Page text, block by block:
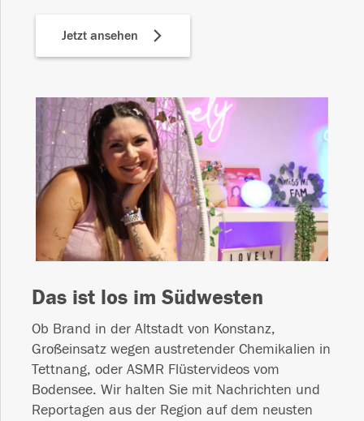
Jetzt ansehen
Das ist los im Südwesten
Ob Brand in der Altstadt von Konstanz,
Großeinsatz wegen austretender Chemikalien in
Tettnang, oder ASMR Flüstervideos vom
Bodensee. Wir halten Sie mit Nachrichten und
Reportagen aus der Region auf dem neusten